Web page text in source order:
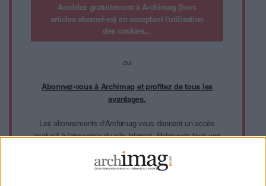
Accédez gratuitement à Archimag (hors
articles abonné·es) en acceptant l'utilisation
des cookies...
ou
Abonnez-vous à Archimag et profitez de tous les
avantages.
Les abonnements d'Archimag vous donnent un accès
exclusif à l'ensemble du site internet. Retrouvez tous vos
abonné·es Intégral, mais aussi 10 ans d'archives.
Archimag, c'est le magazine qui vous accompagne dans